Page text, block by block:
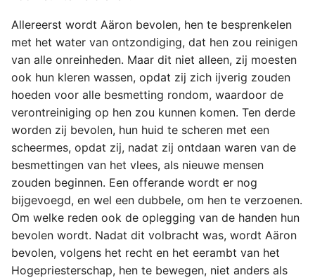
Allereerst wordt Aäron bevolen, hen te besprenkelen
met het water van ontzondiging, dat hen zou reinigen
van alle onreinheden. Maar dit niet alleen, zij moesten
ook hun kleren wassen, opdat zij zich ijverig zouden
hoeden voor alle besmetting rondom, waardoor de
verontreiniging op hen zou kunnen komen. Ten derde
worden zij bevolen, hun huid te scheren met een
scheermes, opdat zij, nadat zij ontdaan waren van de
besmettingen van het vlees, als nieuwe mensen
zouden beginnen. Een offerande wordt er nog
bijgevoegd, en wel een dubbele, om hen te verzoenen.
Om welke reden ook de oplegging van de handen hun
bevolen wordt. Nadat dit volbracht was, wordt Aäron
bevolen, volgens het recht en het eerambt van het
Hogepriesterschap, hen te bewegen, niet anders als